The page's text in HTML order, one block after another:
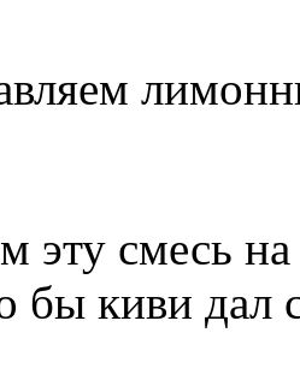
эту смесь
бы киви дал